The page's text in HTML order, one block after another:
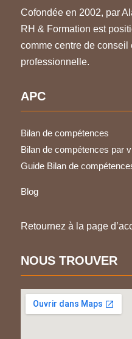
Cofondée en 2002, par
RH & Formation est
comme centre de conseil
professionnelle.
APC
Bilan de compétences
Bilan de compétences par
Guide Bilan de
Blog
Retournez à la page
NOUS TROUVER